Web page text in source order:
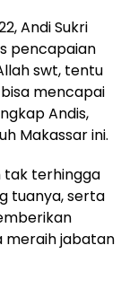
Andi Sukri
pencapaian
swt, tentu
mencapai
Andis,
Makassar ini.
tak terhingga
tuanya, serta
meraih jabatan